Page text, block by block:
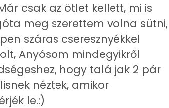
811.7 g
1 mg
27 mg
csak az ötlet kellett, mi is
meg szerettem volna sütni,
száras cseresznyékkel
Anyósom mindegyikről
hogy találjak 2 pár
néztek, amikor
le.:)